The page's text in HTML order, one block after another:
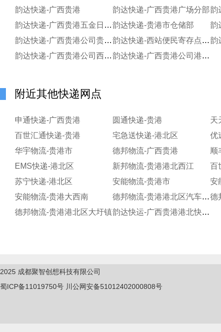
韵达快递-广西贵港
韵达快递-广西贵港广场分部
韵达快递-广西贵港五金日杂货仓储分部韵达快递-贵港市仓储部
韵达快递-广西贵港公司贵高路口便民寄存分部
韵达快递-西站便民寄存点分部
韵达快递-广西贵港公司西江绿城社区便民寄存点
韵达快递-广西贵港公司港宁社区便民寄存点
附近其他快递网点
申通快递-广西贵港 圆通快递-贵港
天
百世汇通快递-贵港
宅急送快递-港北区
优
华宇物流-贵港市
德邦物流-广西贵港
顺
EMS快递-港北区
新邦物流-贵港港北西江
百
苏宁快递-港北区
安能物流-贵港市
安
安能物流-贵港大西南
德邦物流-贵港港北区汽车西站
德邦物流-贵港港北区大圩镇
韵达快运-广西贵港港北快运公司港南分部
2025 成都聚智创想科技有限公司
蜀ICP备11019750号 川公网安备51012402000808号